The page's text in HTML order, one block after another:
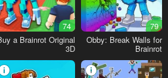
79
Obby: Break Walls for
Brainrot
74
a Brainrot Original
3D